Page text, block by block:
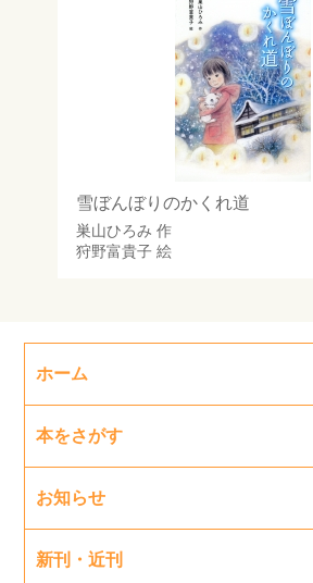
雪ぼんぼりのかくれ道
巣山ひろみ 作
狩野富貴子絵
ホーム
本をさがす
お知らせ
新刊・近刊